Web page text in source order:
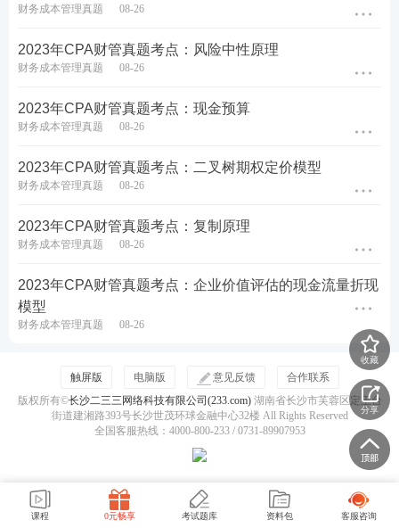
2000件，剩余生产能力无法转移，该产品单价30元，
单位变动成本18元，单位固定制造费用3元，2023年5
月客户紧急追加订货800件，愿意每件出价36.5元，超
单，对企业利润的影响是 ( ）
A.增加利润1200元
C.增加利润11200元
D.增加利润8800元
7、甲公司某项费用受X、Y、Z三因素影响，表达式
是:费用=(X+Y)×Z。2023年甲公司该项费用情况如下
财务成本管理真题 08-26
2023年CPA财管真题考点：风险中性原理
财务成本管理真题 08-26
2023年CPA财管真题考点：现金预算
财务成本管理真题 08-26
2023年CPA财管真题考点：二叉树期权定价模型
财务成本管理真题 08-26
2023年CPA财管真题考点：复制原理
财务成本管理真题 08-26
2023年CPA财管真题考点：企业价值评估的现金流量折现
模型
财务成本管理真题 08-26
收藏
分享
触屏版 电脑版 意见反馈
合作联系
版权所有©长沙二三三网络科技有限公司(233.com)湖南省长沙市芙蓉区定王台
街道建湘路393号长沙世茂环球金融中心32楼 All Rights Reserved
全国客服热线：4000-800-233 / 0731-89907953
课程 0元畅享 考试题库 资料包 客服咨询